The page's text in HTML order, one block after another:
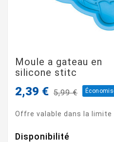
Moule a gateau en
silicone stitc
2,39 € 5,99 €
Offre valable dans la limite
Disponibilité